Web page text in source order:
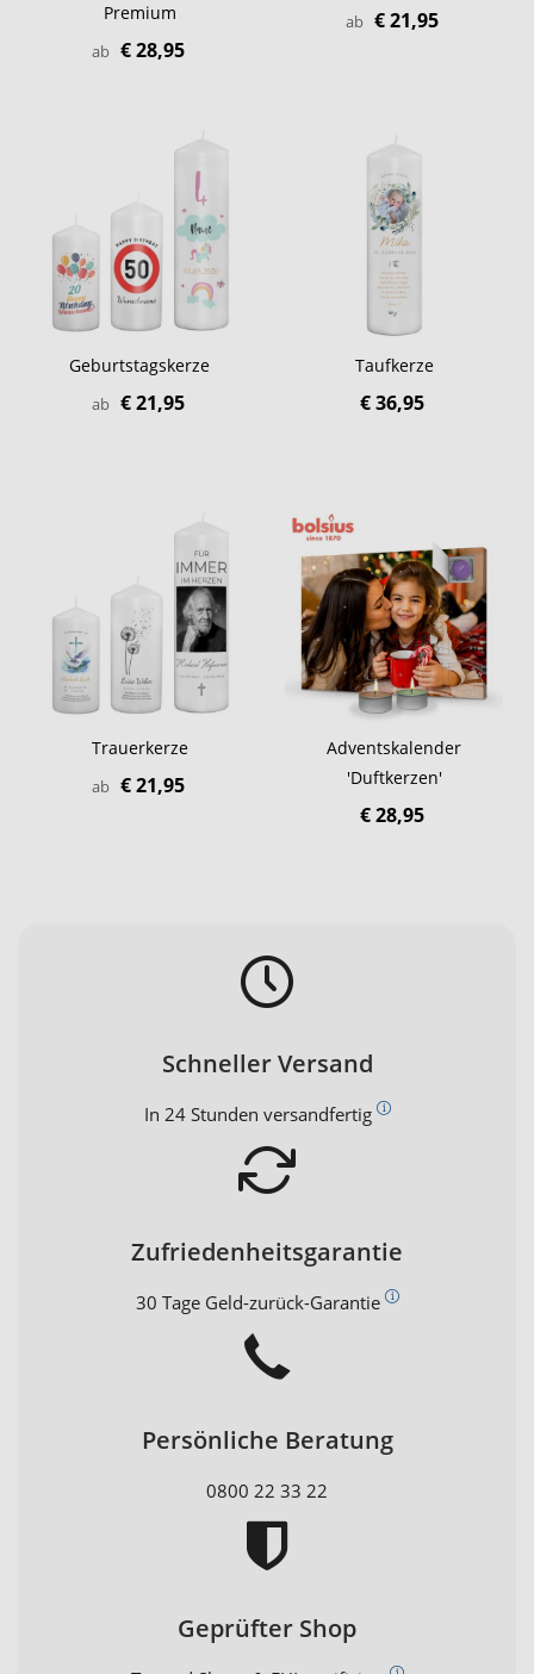
Premium
ab € 28,95
ab € 21,95
Geburtstagskerze
ab € 21,95
Taufkerze
€ 36,95
Trauerkerze
ab € 21,95
Adventskalender
'Duftkerzen'
€ 28,95
Schneller Versand
In 24 Stunden versandfertig
Zufriedenheitsgarantie
30 Tage Geld-zurück-Garantie
Persönliche Beratung
0800 22 33 22
Geprüfter Shop